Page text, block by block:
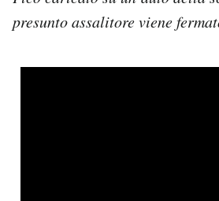
presunto assalitore viene